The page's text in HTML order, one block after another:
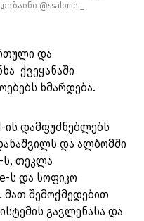
@ssalome._
და
ქვეყანაში
ხმარდება.
დამფუძნებლებს
და ალბომში
ს, თეკლა
ს და სოფიკო
მათ შემოქმედებით
გავლენასა და